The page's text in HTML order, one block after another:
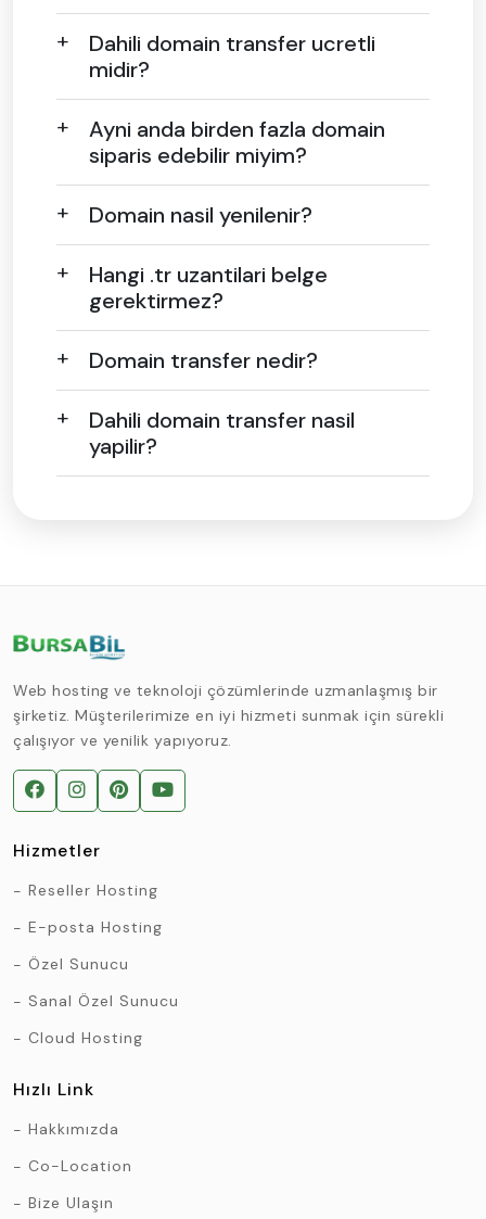
Dahili domain transfer ucretli
midir?
Ayni anda birden fazla domain
siparis edebilir miyim?
Domain nasil yenilenir?
Hangi .tr uzantilari belge
gerektirmez?
Domain transfer nedir?
Dahili domain transfer nasil
yapilir?
Web hosting ve teknoloji çözümlerinde uzmanlaşmış bir
şirketiz. Müşterilerimize en iyi hizmeti sunmak için sürekli
çalışıyor ve yenilik yapıyoruz.
Hizmetler
Reseller Hosting
E-posta Hosting
Özel Sunucu
Sanal Özel Sunucu
Cloud Hosting
Hızlı Link
Hakkımızda
Co-Location
Bize Ulaşın